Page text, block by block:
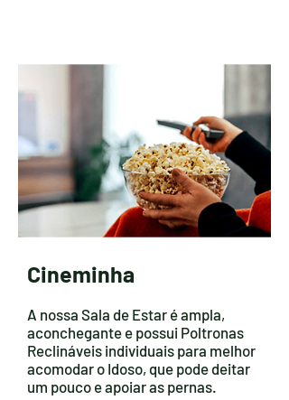
Cineminha
A nossa Sala de Estar é ampla,
aconchegante e possui Poltronas
Reclináveis individuais para melhor
acomodar o Idoso, que pode deitar
um pouco e apoiar as pernas.